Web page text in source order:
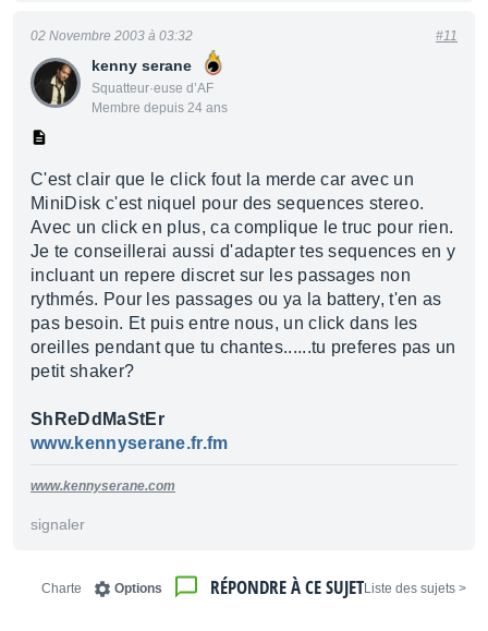
kenny serane
Squatteur·euse d’AF
Membre depuis 24 ans
02 Novembre 2003 à 03:32 #11
C'est clair que le click fout la merde car avec un
MiniDisk c'est niquel pour des sequences stereo.
Avec un click en plus, ca complique le truc pour rien.
Je te conseillerai aussi d'adapter tes sequences en y
incluant un repere discret sur les passages non
rythmés. Pour les passages ou ya la battery, t'en as
pas besoin. Et puis entre nous, un click dans les
oreilles pendant que tu chantes......tu preferes pas un
petit shaker?
ShReDdMaStEr
www.kennyserane.fr.fm
www.kennyserane.com
signaler
< Liste des sujets
RÉPONDRE À CE SUJET
Options
Charte